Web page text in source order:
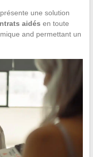
une solution
aidés en toute
and permettant un